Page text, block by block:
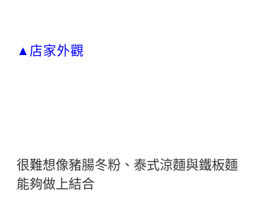
▲ 店家外觀
很難想像豬腸冬粉、泰式涼麵與鐵板麵
能夠做上結合